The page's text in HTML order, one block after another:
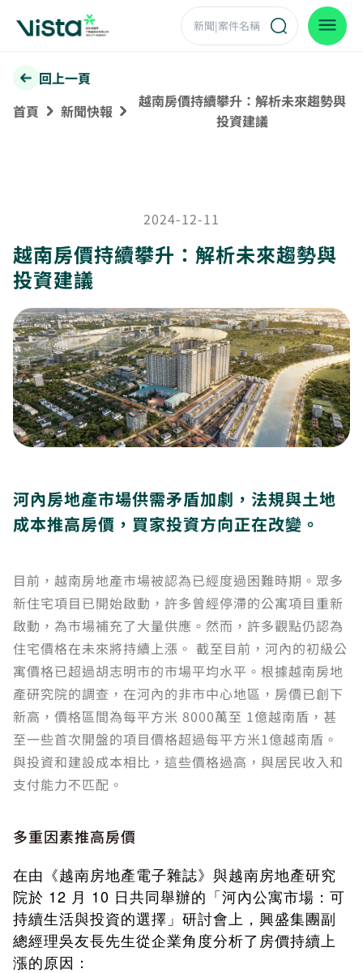
回上一頁
首頁
新聞快報
越南房價持續攀升：解析未來趨勢與
投資建議
2024-12-11
越南房價持續攀升：解析未來趨勢與
投資建議
河內房地產市場供需矛盾加劇，法規與土地
成本推高房價，買家投資方向正在改變。
目前，越南房地產市場被認為已經度過困難時期。眾多
新住宅項目已開始啟動，許多曾經停滯的公寓項目重新
啟動，為市場補充了大量供應。然而，許多觀點仍認為
住宅價格在未來將持續上漲。 截至目前，河內的初級公
寓價格已超過胡志明市的市場平均水平。根據越南房地
產研究院的調查，在河內的非市中心地區，房價已創下
新高，價格區間為每平方米 8000萬至 1億越南盾，甚
至一些首次開盤的項目價格超過每平方米1億越南盾。
與投資和建設成本相比，這些價格過高，與居民收入和
支付能力不匹配。
多重因素推高房價
在由《越南房地產電子雜誌》與越南房地產研究
院於 12 月 10 日共同舉辦的「河內公寓市場：可
持續生活與投資的選擇」研討會上，興盛集團副
總經理吳友長先生從企業角度分析了房價持續上
漲的原因：